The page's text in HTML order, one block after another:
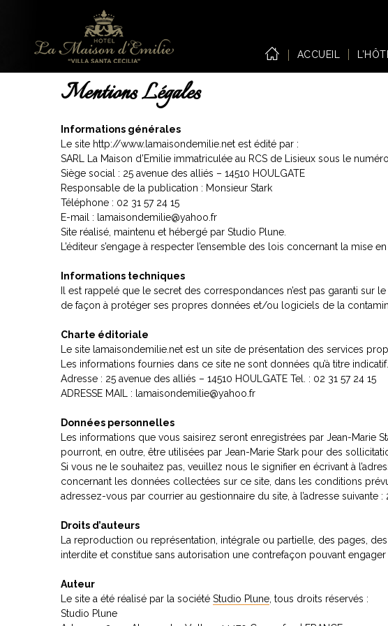
ACCUEIL
Mentions Légales
Informations générales
Le site http://www.lamaisondemilie.net est édité par :
SARL La Maison d’Emilie immatriculée au RCS de Lisieux sous le
Siège social : 25 avenue des alliés – 14510 HOULGATE
Responsable de la publication : Monsieur Stark
Téléphone : 02 31 57 24 15
E-mail : lamaisondemilie@yahoo.fr
Site réalisé, maintenu et hébergé par Studio Plune.
L’éditeur s’engage à respecter l’ensemble des lois concernant la mise en
Informations techniques
Il est rappelé que le secret des correspondances n’est pas garanti sur
de façon à protéger ses propres données et/ou logiciels de la
Charte éditoriale
Le site lamaisondemilie.net est un site de présentation des services
Les informations fournies dans ce site ne sont données qu’à titre indicatif.
Adresse : 25 avenue des alliés – 14510 HOULGATE Tel. : 02 31 57 24 15
ADRESSE MAIL : lamaisondemilie@yahoo.fr
Données personnelles
Les informations que vous saisirez seront enregistrées par Jean-Marie
pourront, en outre, être utilisées par Jean-Marie Stark pour des
Si vous ne le souhaitez pas, veuillez nous le signifier en écrivant à
concernant les données collectées sur ce site, dans les conditions
adressez-vous par courrier au gestionnaire du site, à l’adresse suivante :
Droits d’auteurs
La reproduction ou représentation, intégrale ou partielle, des pages,
interdite et constitue sans autorisation une contrefaçon pouvant
Auteur
Le site a été réalisé par la société Studio Plune , tous droits réservés :
Studio Plune